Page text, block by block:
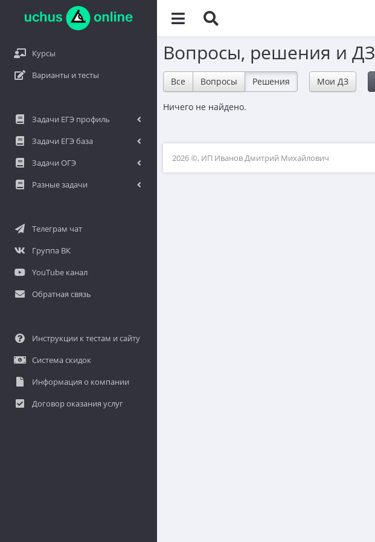
Курсы
Варианты и тесты
Задачи ЕГЭ профиль
Задачи ЕГЭ база
Задачи ОГЭ
Разные задачи
Телеграм чат
Группа ВК
YouTube канал
Обратная связь
Инструкции к тестам и сайту
Система скидок
Информация о компании
Договор оказания услуг
Вопросы, решения и ДЗ
Все Вопросы Решения Мои ДЗ
Ничего не найдено.
2026 ©, ИП Иванов Дмитрий Михайлович